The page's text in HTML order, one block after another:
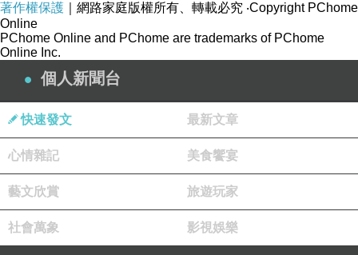
Piano
卡瑪諾夫：給我自己的生日禮物—給中提琴、大提琴與鋼琴
卡瑪諾夫：逝去的美好—給鋼琴獨奏
(3) Pavel Karmanov: Forellenquintett- for 2Violins, Viola, Cello, Piano
and Tape
卡瑪諾夫：鱒魚五重奏—給兩把小提琴、中提琴、大提琴、鋼琴與音軌
(4) Pavel Karmanov: Different rains- for Flute,Piano and Tape
卡瑪諾夫：形形色色滴滴答答的雨—給長笛、鋼琴與音軌
著作權保護 ｜網路家庭版權所有、轉載必究 ‧Copyright PChome
Online
PChome Online and PChome are trademarks of PChome
Online Inc.
個人新聞台
快速發文 最新文章
心情雜記 美食饗宴
藝文欣賞 旅遊玩家
社會萬象 影視娛樂